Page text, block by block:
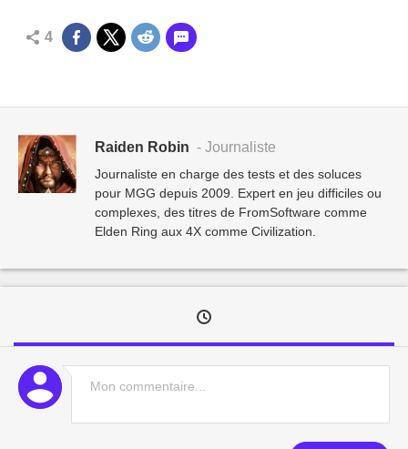
4
Raiden Robin - Journaliste
Journaliste en charge des tests et des soluces
pour MGG depuis 2009. Expert en jeu difficiles ou
complexes, des titres de FromSoftware comme
Elden Ring aux 4X comme Civilization.